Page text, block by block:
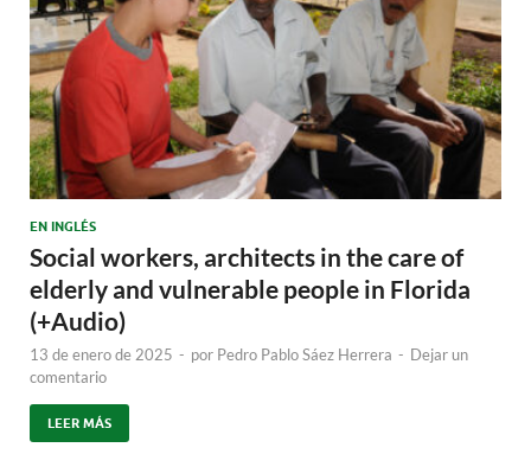
EN INGLÉS
Social workers, architects in the care of
elderly and vulnerable people in Florida
(+Audio)
13 de enero de 2025 - por Pedro Pablo Sáez Herrera - Dejar un
comentario
LEER MÁS